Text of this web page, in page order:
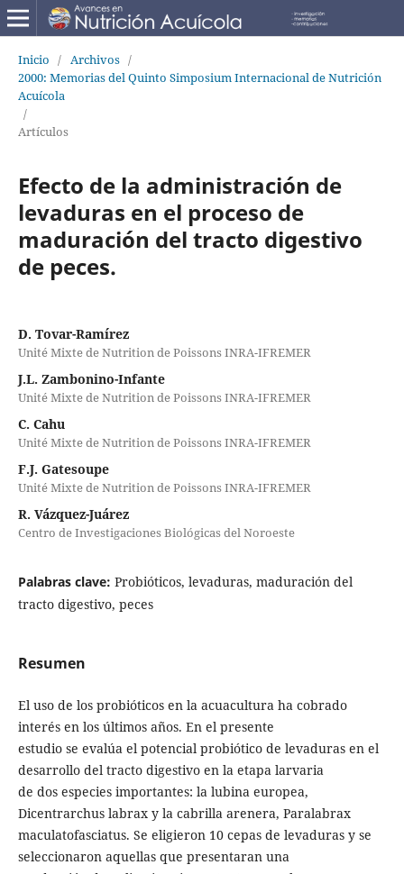
Inicio / Archivos /
2000: Memorias del Quinto Simposium Internacional de Nutrición
Acuícola
/
Artículos
Efecto de la administración de
levaduras en el proceso de
maduración del tracto digestivo
de peces.
D. Tovar-Ramírez
Unité Mixte de Nutrition de Poissons INRA-IFREMER
J.L. Zambonino-Infante
Unité Mixte de Nutrition de Poissons INRA-IFREMER
C. Cahu
Unité Mixte de Nutrition de Poissons INRA-IFREMER
F.J. Gatesoupe
Unité Mixte de Nutrition de Poissons INRA-IFREMER
R. Vázquez-Juárez
Centro de Investigaciones Biológicas del Noroeste
Palabras clave: Probióticos, levaduras, maduración del
tracto digestivo, peces
Resumen
El uso de los probióticos en la acuacultura ha cobrado
interés en los últimos años. En el presente
estudio se evalúa el potencial probiótico de levaduras en el
desarrollo del tracto digestivo en la etapa larvaria
de dos especies importantes: la lubina europea,
Dicentrarchus labrax y la cabrilla arenera, Paralabrax
maculatofasciatus. Se eligieron 10 cepas de levaduras y se
seleccionaron aquellas que presentaran una